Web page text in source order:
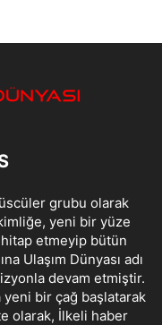
grubu olarak
yeni bir yüze
etmeyip bütün
Ulaşım Dünyası adı
devam etmiştir.
yeni bir çağ başlatarak
olarak, İlkeli haber